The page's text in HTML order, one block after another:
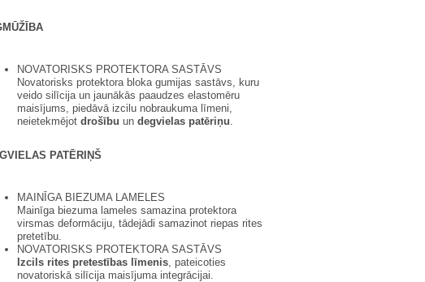
NOVATORISKS PROTEKTORA SASTĀVS
Novatorisks protektora bloka gumijas sastāvs, kuru
veido silīcija un jaunākās paaudzes elastomēru
maisījums, piedāvā izcilu nobraukuma līmeni,
neietekmējot drošību un degvielas patēriņu.
PATĒRIŅŠ
MAINĪGA BIEZUMA LAMELES
Mainīga biezuma lameles samazina protektora
virsmas deformāciju, tādejādi samazinot riepas rites
pretetību.
NOVATORISKS PROTEKTORA SASTĀVS
Izcils rites pretestības līmenis, pateicoties
novatoriskā silīcija maisījuma integrācijai.